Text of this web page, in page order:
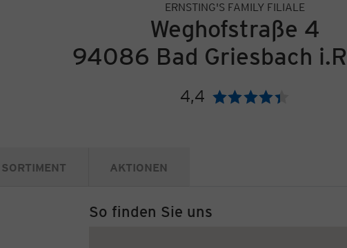
ERNSTING'S FAMILY FILIALE
Weghofstraße 4
94086 Bad Griesbach
4,4 Bewertung:
SORTIMENT AKTIONEN
So finden Sie uns